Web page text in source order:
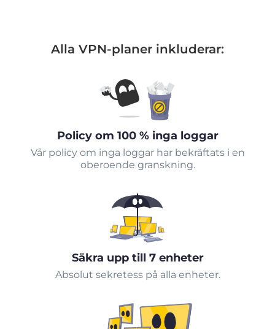
Alla VPN-planer inkluderar:
Policy om 100 % inga loggar
Vår policy om inga loggar har bekräftats i en
oberoende granskning.
Säkra upp till 7 enheter
Absolut sekretess på alla enheter.